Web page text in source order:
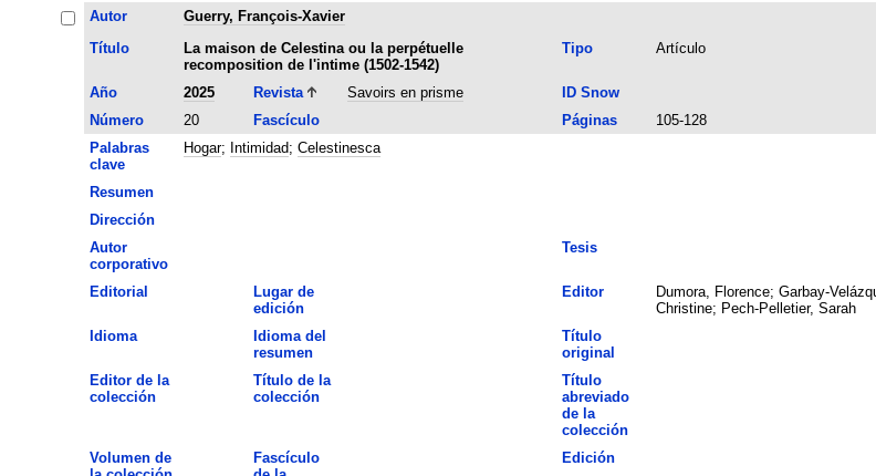
Autor
Guerry, François-Xavier
Título
La maison de Celestina ou la perpétuelle
recomposition de l'intime (1502-1542)
Tipo Artículo
Año 2025 Revista Savoirs en prisme
ID Snow
Número
20 Fascículo Páginas
105-128
Palabras
clave
Hogar; Intimidad; Celestinesca
Resumen
Dirección
Autor
corporativo
Tesis
Editorial
Lugar de
edición
Editor
Dumora, Florence; Garbay-
Christine; Pech-Pelletier, Sarah
Idioma
Idioma del
resumen
Título
original
Editor de la
colección
Título de la
colección
Título
abreviado
de la
colección
Volumen de
Fascículo
Edición